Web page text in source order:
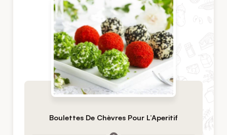
Boulettes De Chèvres Pour L’Aperitif